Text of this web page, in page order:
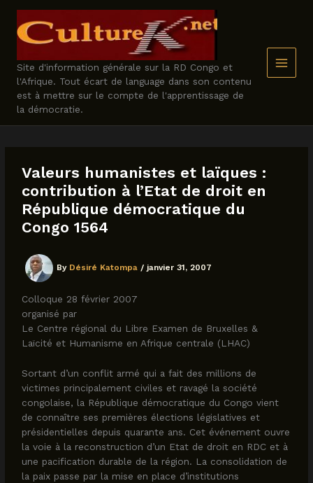
content
Site d'information générale sur la RD Congo et
l'Afrique. Tout écart de language dans son contenu
est à mettre sur le compte de l'apprentissage de
la démocratie.
Valeurs humanistes et laïques :
contribution à l’Etat de droit en
République démocratique du
Congo 1564
By Désiré Katompa / janvier 31, 2007
Colloque 28 février 2007
organisé par
Le Centre régional du Libre Examen de Bruxelles &
Laïcité et Humanisme en Afrique centrale (LHAC)
Sortant d’un conflit armé qui a fait des millions de
victimes principalement civiles et ravagé la société
congolaise, la République démocratique du Congo vient
de connaître ses premières élections législatives et
présidentielles depuis quarante ans. Cet événement ouvre
la voie à la reconstruction d’un Etat de droit en RDC et à
une pacification durable de la région. La consolidation de
la paix passe par la mise en place d’institutions